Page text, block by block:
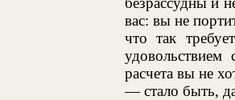
вас: вы не
что так
расчета вы не
— стало быть,